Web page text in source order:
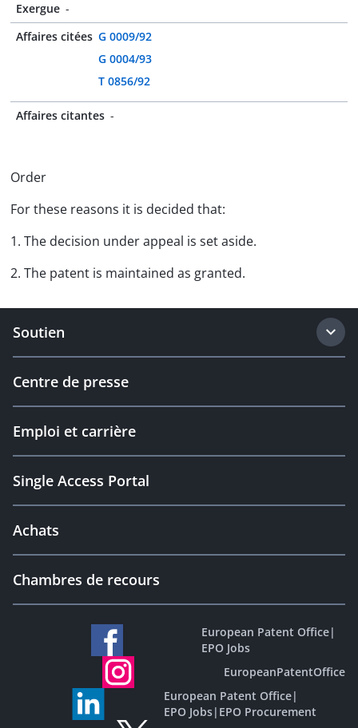
Exergue -
Affaires citées G 0009/92
G 0004/93
T 0856/92
Affaires citantes -
Order
For these reasons it is decided that:
1. The decision under appeal is set aside.
2. The patent is maintained as granted.
Soutien
Centre de presse
Emploi et carrière
Single Access Portal
Achats
Chambres de recours
European Patent Office|
EPO Jobs
EuropeanPatentOffice
European Patent Office|
EPO Jobs| EPO Procurement